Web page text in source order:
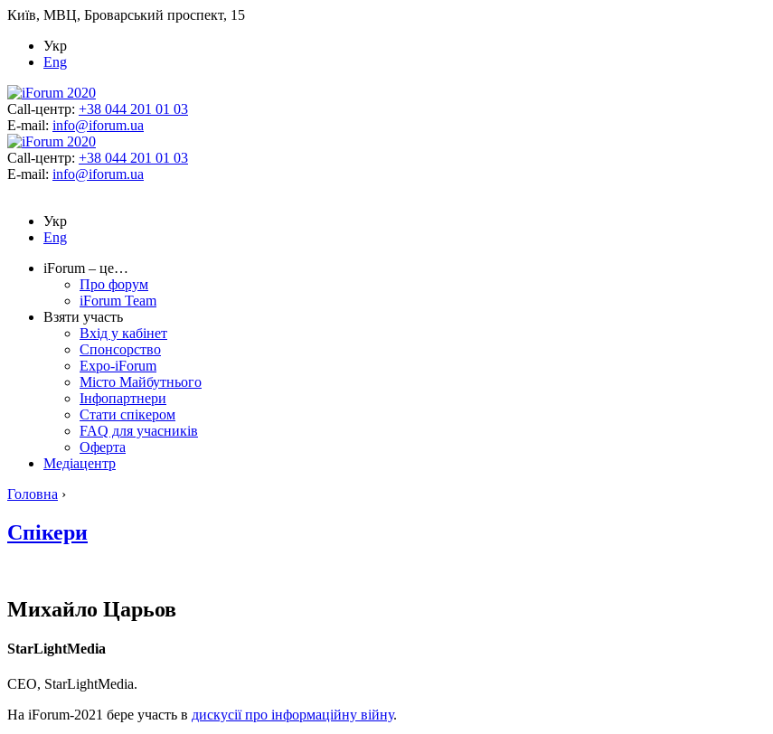
Київ, МВЦ, Броварський проспект, 15
Укр
Eng
Call-центр: +38 044 201 01 03
E-mail: info@iforum.ua
Call-центр: +38 044 201 01 03
E-mail: info@iforum.ua
Укр
Eng
iForum – це…
Про форум
iForum Team
Взяти участь
Вхід у кабінет
Спонсорство
Expo-iForum
Місто Майбутнього
Інфопартнери
Стати спікером
FAQ для учасників
Оферта
Медіацентр
Головна ›
Спікери
Михайло Царьов
StarLightMedia
СЕО, StarLightMedia.
На iForum-2021 бере участь в дискусії про інформаційну війну.